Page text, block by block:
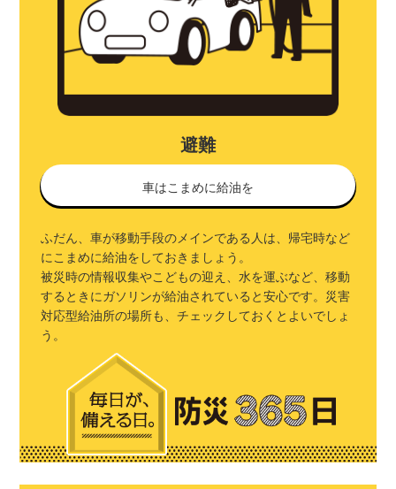
避難
車はこまめに給油を
ふだん、車が移動手段のメインである人は、帰宅時など
にこまめに給油をしておきましょう。
被災時の情報収集やこどもの迎え、水を運ぶなど、移動
するときにガソリンが給油されていると安心です。災害
対応型給油所の場所も、チェックしておくとよいでしょ
う。